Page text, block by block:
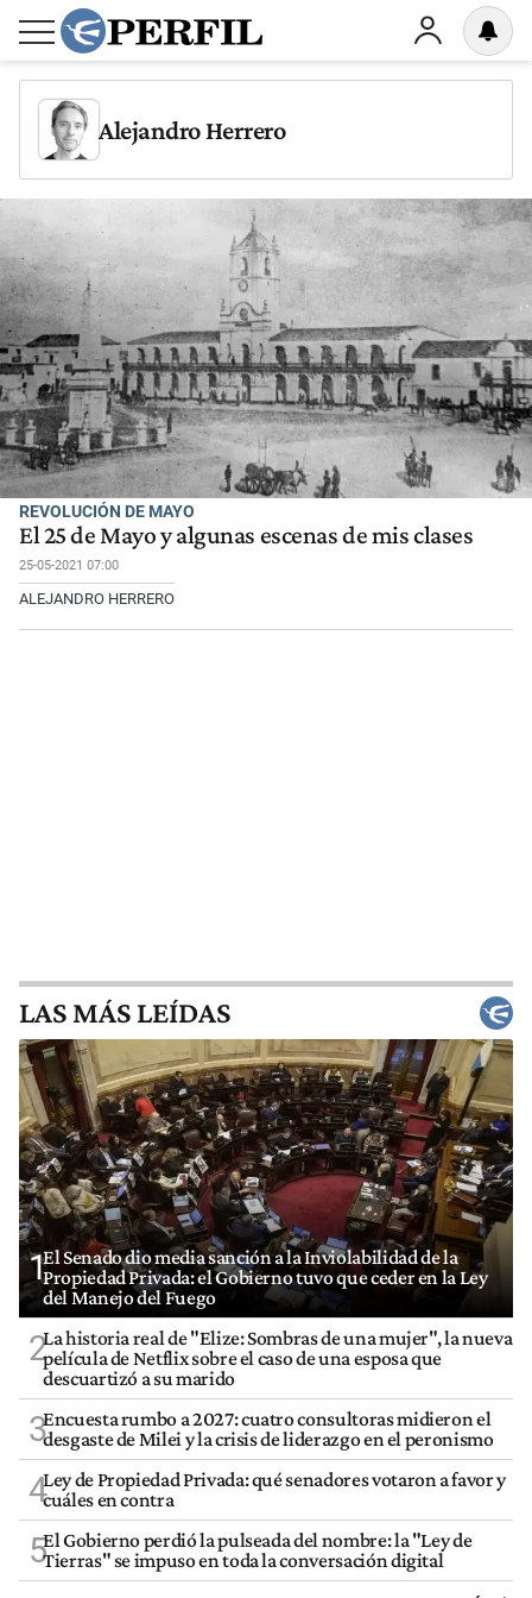
Alejandro Herrero
REVOLUCIÓN DE MAYO
El 25 de Mayo y algunas escenas de mis clases
25-05-2021 07:00
ALEJANDRO HERRERO
LAS MÁS LEÍDAS
1El Senado dio media sanción a la Inviolabilidad de la
Propiedad Privada: el Gobierno tuvo que ceder en la Ley
del Manejo del Fuego
2La historia real de "Elize: Sombras de una mujer", la nueva
película de Netflix sobre el caso de una esposa que
descuartizó a su marido
3Encuesta rumbo a 2027: cuatro consultoras midieron el
desgaste de Milei y la crisis de liderazgo en el peronismo
4Ley de Propiedad Privada: qué senadores votaron a favor y
cuáles en contra
5El Gobierno perdió la pulseada del nombre: la "Ley de
Tierras" se impuso en toda la conversación digital